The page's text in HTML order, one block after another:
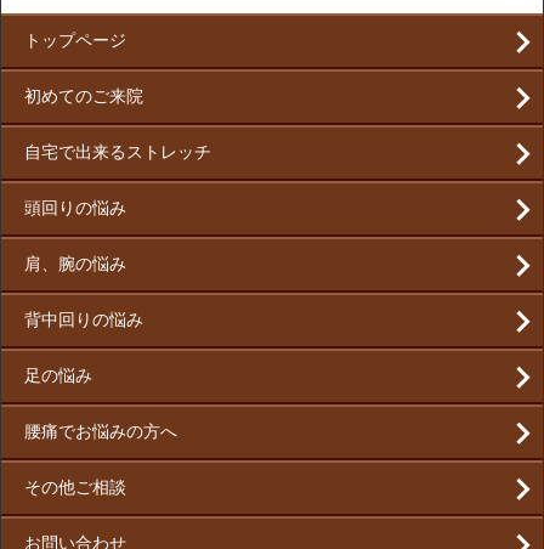
トップページ
初めてのご来院
自宅で出来るストレッチ
頭回りの悩み
肩、腕の悩み
背中回りの悩み
足の悩み
腰痛でお悩みの方へ
その他ご相談
お問い合わせ